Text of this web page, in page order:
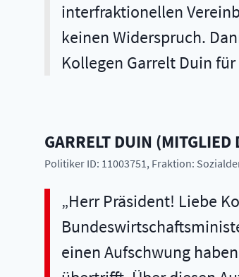
interfraktionellen
keinen Widerspruch.
Kollegen Garrelt Duin
GARRELTDUIN (MITGLIED
Politiker ID: 11003751, Fraktion:
Herr Präsident! Liebe
einen Aufschwung